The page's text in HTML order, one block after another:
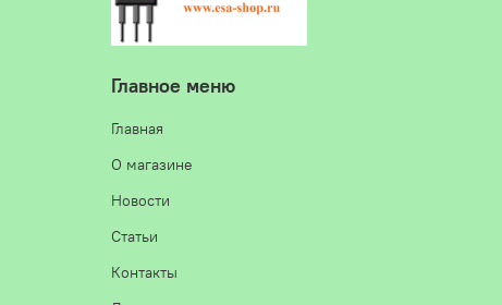
Главное меню
Главная
О магазине
Новости
Статьи
Контакты